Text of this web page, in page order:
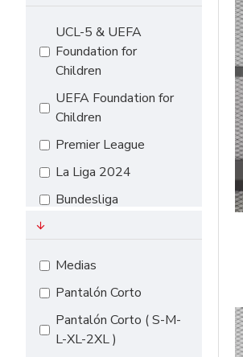
135cm）
#14（135cm-
145cm）
155cm）
165cm）
UCL-5 & UEFA
Foundation for
Children
UEFA Foundation for
Children
Premier League
La Liga 2024
Bundesliga
Medias
Pantalón Corto
Pantalón Corto ( S-M-
L-XL-2XL )